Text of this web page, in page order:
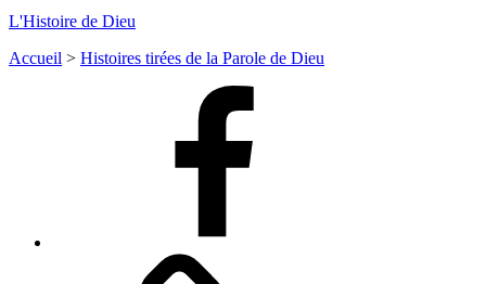
L'Histoire de Dieu
Accueil > Histoires tirées de la Parole de Dieu